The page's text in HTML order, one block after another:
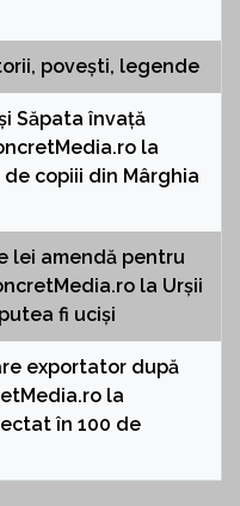
povești, legende
Săpata învață
la
copiii din Mârghia
lei amendă pentru
la Urșii
fi uciși
exportator după
la
în 100 de